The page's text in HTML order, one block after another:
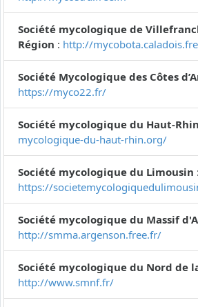
Société mycologique de
Région : http://
Société Mycologique des Côtes
https://myco22.fr/
Société mycologique du Haut-Rhin
mycologique-du-haut-rhin.org/
Société mycologique du Limousin :
https://
Société mycologique du Massif
http://smma.argenson.free.fr/
Société mycologique du Nord de
http://www.smnf.fr/